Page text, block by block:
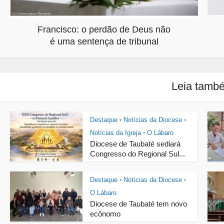
Francisco: o perdão de Deus não
é uma sentença de tribunal
Leia
Destaque • Notícias da Diocese •
Notícias da Igreja • O Lábaro
Diocese de Taubaté sediará
Congresso do Regional Sul...
Destaque • Notícias da Diocese •
O Lábaro
Diocese de Taubaté tem novo
ecônomo